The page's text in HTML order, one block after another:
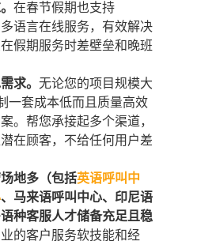
在春节假期也支持
语言在线服务，有效解决
假期服务时差壁垒和晚班
求。 无论您的项目规模大
一套成本低而且质量高效
。帮您承接起多个渠道，
在顾客，不给任何用户差
地多（包括英语呼叫中
、马来语呼叫中心、印尼语
种客服人才储备充足且稳
的客户服务软技能和经